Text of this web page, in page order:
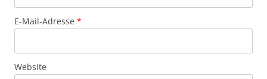
E-Mail-Adresse *
Website